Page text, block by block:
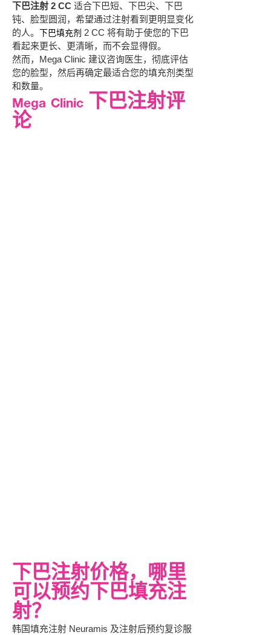
下巴注射 2 CC 适合下巴短、下巴尖、下巴
钝、脸型圆润，希望通过注射看到更明显变化
的人。 下巴填充剂 2 CC 将有助于使您的下巴
看起来更长、更清晰，而不会显得假。
然而，Mega Clinic 建议咨询医生，彻底评估
您的脸型，然后再确定最适合您的填充剂类型
和数量。
Mega Clinic 下巴注射评
论
下巴注射价格，哪里
可以预约下巴填充注
射？
韩国填充注射 Neuramis 及注射后预约复诊服